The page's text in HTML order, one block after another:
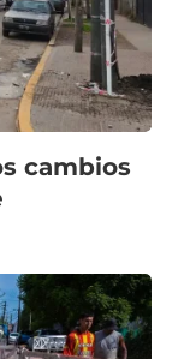
cambios